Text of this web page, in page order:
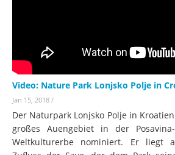
Video: Nature Park Lonjsko Polje in
Jan 15, 2018 /
Der Naturpark Lonjsko Polje in
großes Auengebiet in der
Weltkulturerbe nominiert. Er liegt